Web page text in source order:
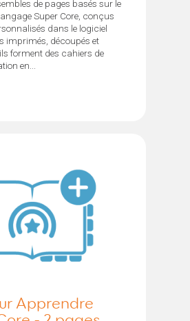
de pages basés sur le
Super Core, conçus
dans le logiciel
imprimés, découpés et
forment des cahiers de
en...
Apprendre